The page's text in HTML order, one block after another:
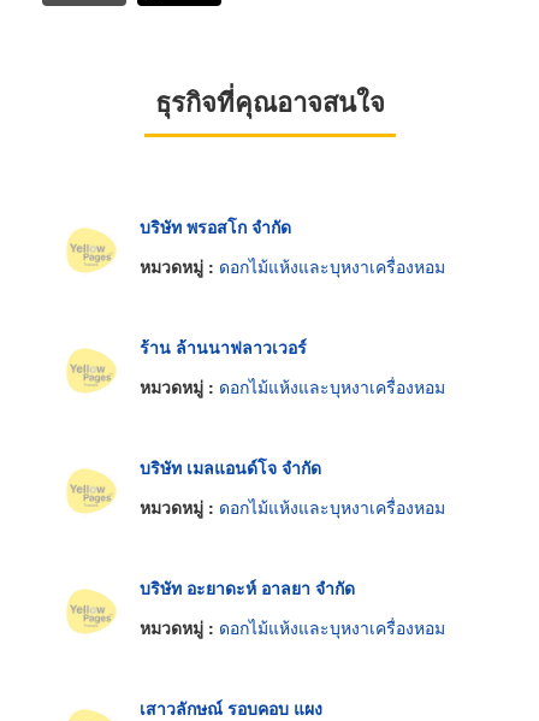
ธุรกิจที่คุณอาจสนใจ
บริษัท พรอสโก จำกัด
หมวดหมู่ : ดอกไม้แห้งและบุหงาเครื่องหอม
ร้าน ล้านนาฟลาวเวอร์
หมวดหมู่ : ดอกไม้แห้งและบุหงาเครื่องหอม
บริษัท เมลแอนด์โจ จำกัด
หมวดหมู่ : ดอกไม้แห้งและบุหงาเครื่องหอม
บริษัท อะยาดะห์ อาลยา จำกัด
หมวดหมู่ : ดอกไม้แห้งและบุหงาเครื่องหอม
เสาวลักษณ์ รอบคอบ แผง